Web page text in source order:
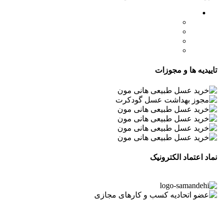
تاییدیه ها و مجوزات
نماد اعتماد الکترونیک